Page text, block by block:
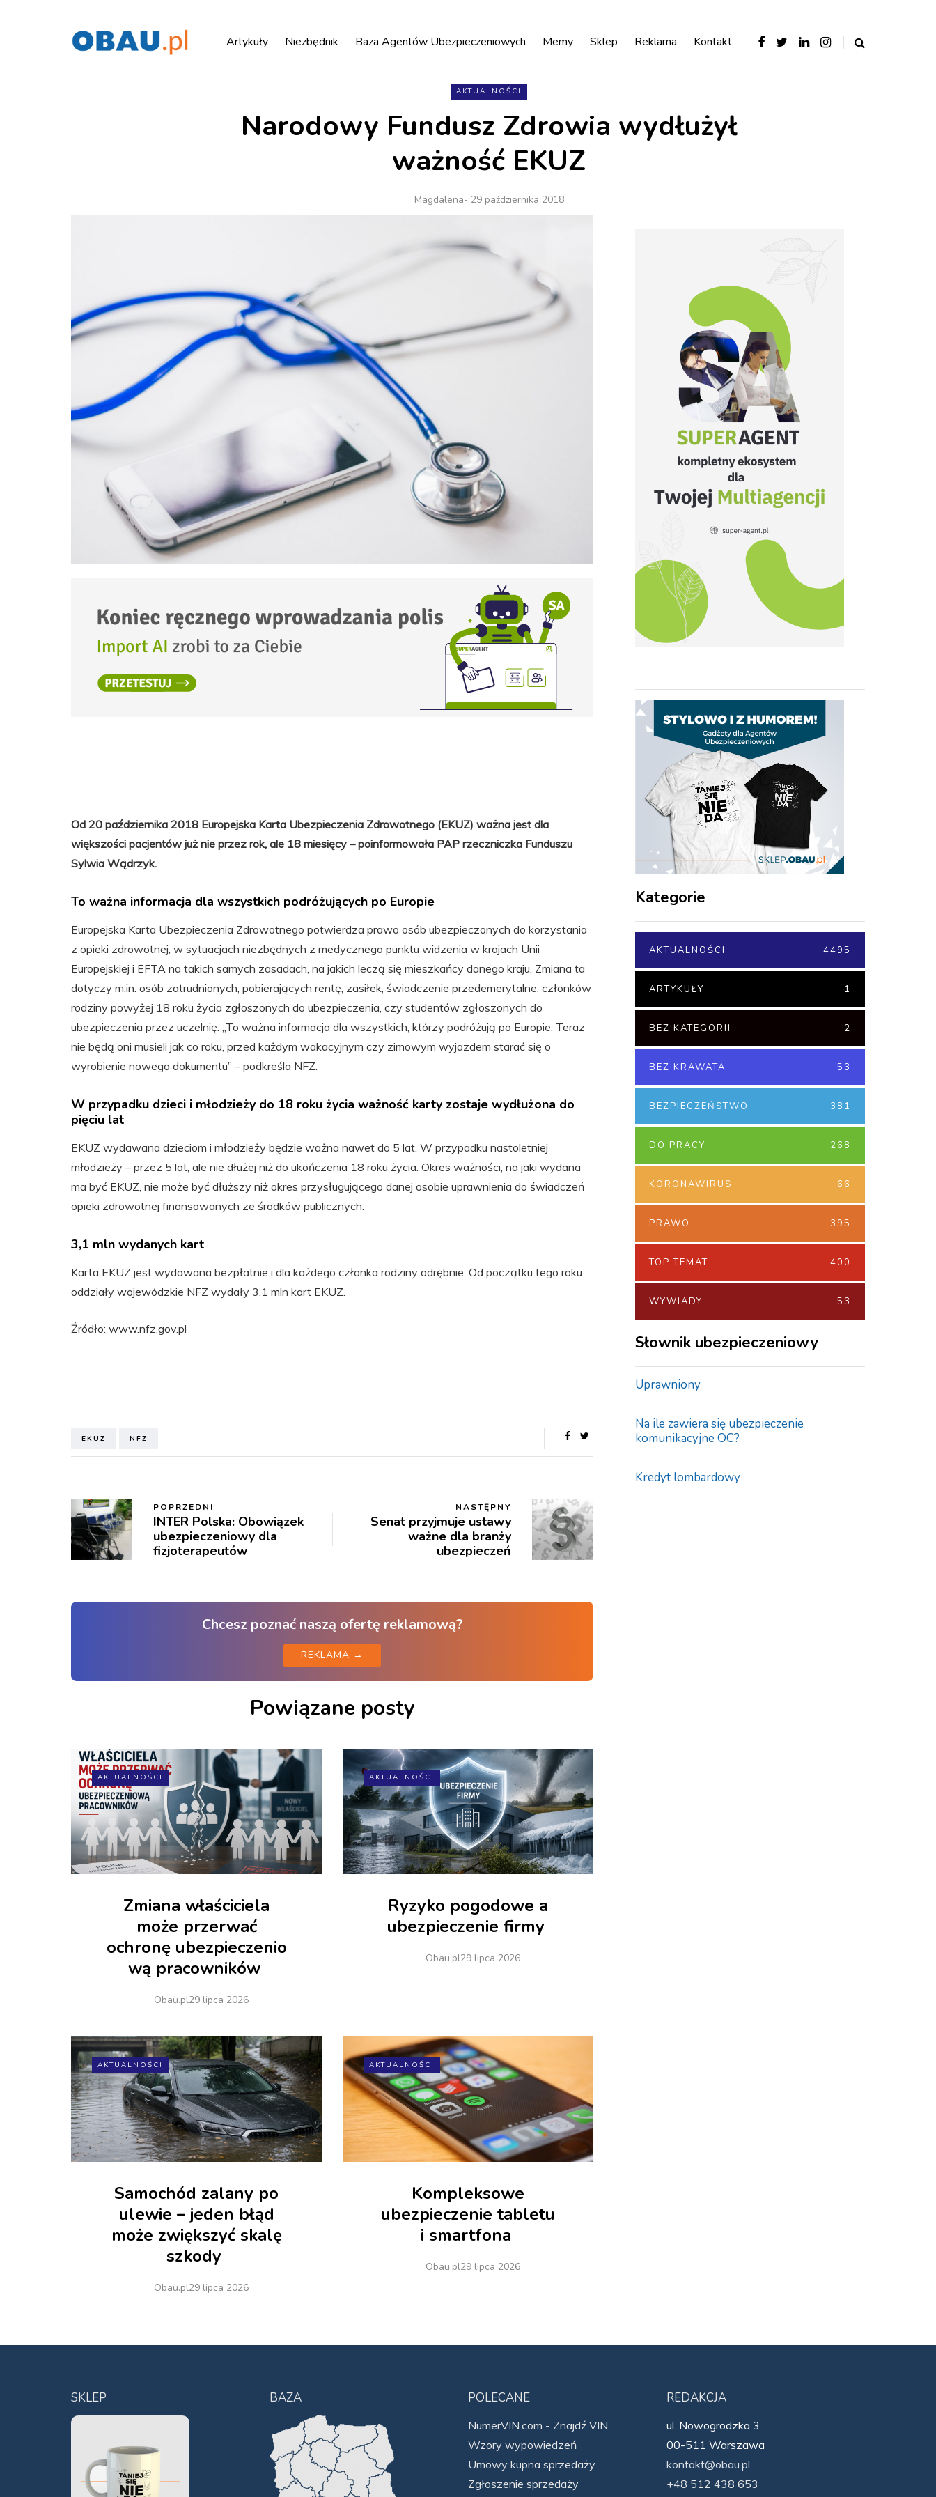
Artykuły Niezbędnik Baza Agentów Ubezpieczeniowych Memy Sklep Reklama Kontakt
AKTUALNOŚCI
Narodowy Fundusz Zdrowia wydłużył
ważność EKUZ
Magdalena- 29 października 2018
Od 20 października 2018 Europejska Karta Ubezpieczenia Zdrowotnego (EKUZ) ważna jest dla
większości pacjentów już nie przez rok, ale 18 miesięcy – poinformowała PAP rzeczniczka Funduszu
Sylwia Wądrzyk.
To ważna informacja dla wszystkich podróżujących po Europie
Europejska Karta Ubezpieczenia Zdrowotnego potwierdza prawo osób ubezpieczonych do korzystania
z opieki zdrowotnej, w sytuacjach niezbędnych z medycznego punktu widzenia w krajach Unii
Europejskiej i EFTA na takich samych zasadach, na jakich leczą się mieszkańcy danego kraju. Zmiana ta
dotyczy m.in. osób zatrudnionych, pobierających rentę, zasiłek, świadczenie przedemerytalne, członków
rodziny powyżej 18 roku życia zgłoszonych do ubezpieczenia, czy studentów zgłoszonych do
ubezpieczenia przez uczelnię. „To ważna informacja dla wszystkich, którzy podróżują po Europie. Teraz
nie będą oni musieli jak co roku, przed każdym wakacyjnym czy zimowym wyjazdem starać się o
wyrobienie nowego dokumentu” – podkreśla NFZ.
W przypadku dzieci i młodzieży do 18 roku życia ważność karty zostaje wydłużona do
pięciu lat
EKUZ wydawana dzieciom i młodzieży będzie ważna nawet do 5 lat. W przypadku nastoletniej
młodzieży – przez 5 lat, ale nie dłużej niż do ukończenia 18 roku życia. Okres ważności, na jaki wydana
ma być EKUZ, nie może być dłuższy niż okres przysługującego danej osobie uprawnienia do świadczeń
opieki zdrowotnej finansowanych ze środków publicznych.
3,1 mln wydanych kart
Karta EKUZ jest wydawana bezpłatnie i dla każdego członka rodziny odrębnie. Od początku tego roku
oddziały wojewódzkie NFZ wydały 3,1 mln kart EKUZ.
Źródło: www.nfz.gov.pl
EKUZ NFZ
POPRZEDNI
INTER Polska: Obowiązek
ubezpieczeniowy dla
fizjoterapeutów
NASTĘPNY
Senat przyjmuje ustawy
ważne dla branży
ubezpieczeń
Chcesz poznać naszą ofertę reklamową?
REKLAMA →
Powiązane posty
AKTUALNOŚCI
Zmiana właściciela
może przerwać
ochronę ubezpieczenio
wą pracowników
Obau.pl29 lipca 2026
AKTUALNOŚCI
Ryzyko pogodowe a
ubezpieczenie firmy
Obau.pl29 lipca 2026
AKTUALNOŚCI
Samochód zalany po
ulewie – jeden błąd
może zwiększyć skalę
szkody
Obau.pl29 lipca 2026
AKTUALNOŚCI
Kompleksowe
ubezpieczenie tabletu
i smartfona
Obau.pl29 lipca 2026
Kategorie
AKTUALNOŚCI 4495
ARTYKUŁY 1
BEZ KATEGORII 2
BEZ KRAWATA 53
BEZPIECZEŃSTWO 381
DO PRACY 268
KORONAWIRUS 66
PRAWO 395
TOP TEMAT 400
WYWIADY 53
Słownik ubezpieczeniowy
Uprawniony
Na ile zawiera się ubezpieczenie
komunikacyjne OC?
Kredyt lombardowy
SKLEP BAZA POLECANE
NumerVIN.com - Znajdź VIN
Wzory wypowiedzeń
Umowy kupna sprzedaży
Zgłoszenie sprzedaży
REDAKCJA
ul. Nowogrodzka 3
00-511 Warszawa
kontakt@obau.pl
+48 512 438 653